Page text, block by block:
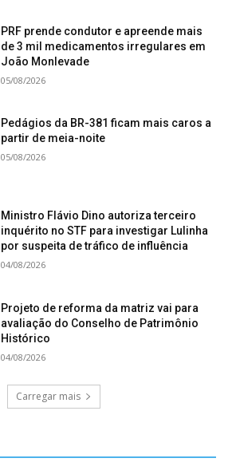
PRF prende condutor e apreende mais
de 3 mil medicamentos irregulares em
João Monlevade
05/08/2026
Pedágios da BR-381 ficam mais caros a
partir de meia-noite
05/08/2026
Ministro Flávio Dino autoriza terceiro
inquérito no STF para investigar Lulinha
por suspeita de tráfico de influência
04/08/2026
Projeto de reforma da matriz vai para
avaliação do Conselho de Patrimônio
Histórico
04/08/2026
Carregar mais